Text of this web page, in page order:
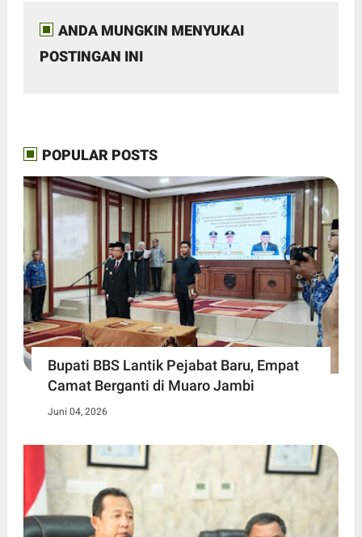
ANDA MUNGKIN MENYUKAI
POSTINGAN INI
POPULAR POSTS
Bupati BBS Lantik Pejabat Baru, Empat
Camat Berganti di Muaro Jambi
Juni 04, 2026